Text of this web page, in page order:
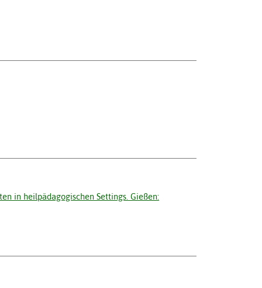
in heilpädagogischen Settings. Gießen: